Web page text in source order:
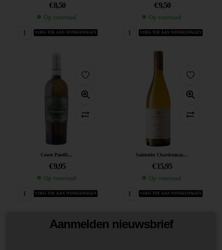
€ 8,50
Op voorraad
VOEG TOE AAN WINKELWAGEN
€9,50
Op voorraad
VOEG TOE AAN WINKELWAGEN
Conte Parelli...
€9,95
Op voorraad
VOEG TOE AAN WINKELWAGEN
Salentein Chardonnay...
€15,95
Op voorraad
VOEG TOE AAN WINKELWAGEN
Aanmelden nieuwsbrief